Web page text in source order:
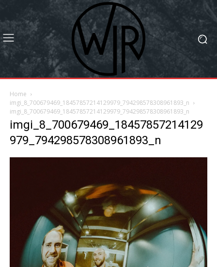
Home
imgi_8_700679469_18457857214129979_794298578308961893_n
imgi_8_700679469_18457857214129979_794298578308961893_n
imgi_8_700679469_18457857214129
979_794298578308961893_n